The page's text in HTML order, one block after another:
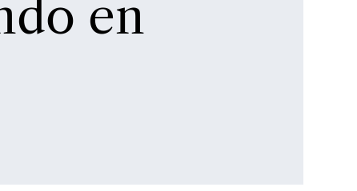
en